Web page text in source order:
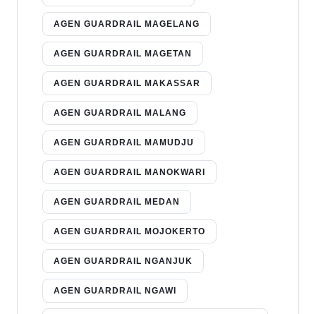
AGEN GUARDRAIL MAGELANG
AGEN GUARDRAIL MAGETAN
AGEN GUARDRAIL MAKASSAR
AGEN GUARDRAIL MALANG
AGEN GUARDRAIL MAMUDJU
AGEN GUARDRAIL MANOKWARI
AGEN GUARDRAIL MEDAN
AGEN GUARDRAIL MOJOKERTO
AGEN GUARDRAIL NGANJUK
AGEN GUARDRAIL NGAWI